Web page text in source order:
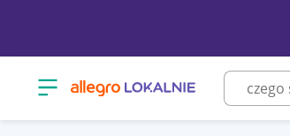
Otwórz menu z kategoriami